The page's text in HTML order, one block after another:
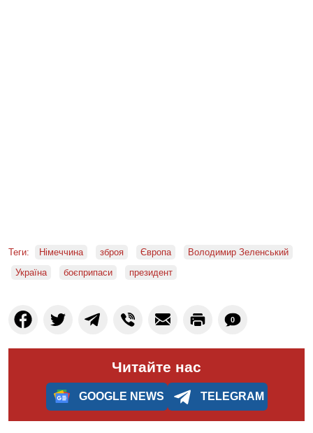
Теги: Німеччина зброя Європа
Володимир Зеленський
Україна
боєприпаси президент
0
Читайте нас
GOOGLE NEWS TELEGRAM